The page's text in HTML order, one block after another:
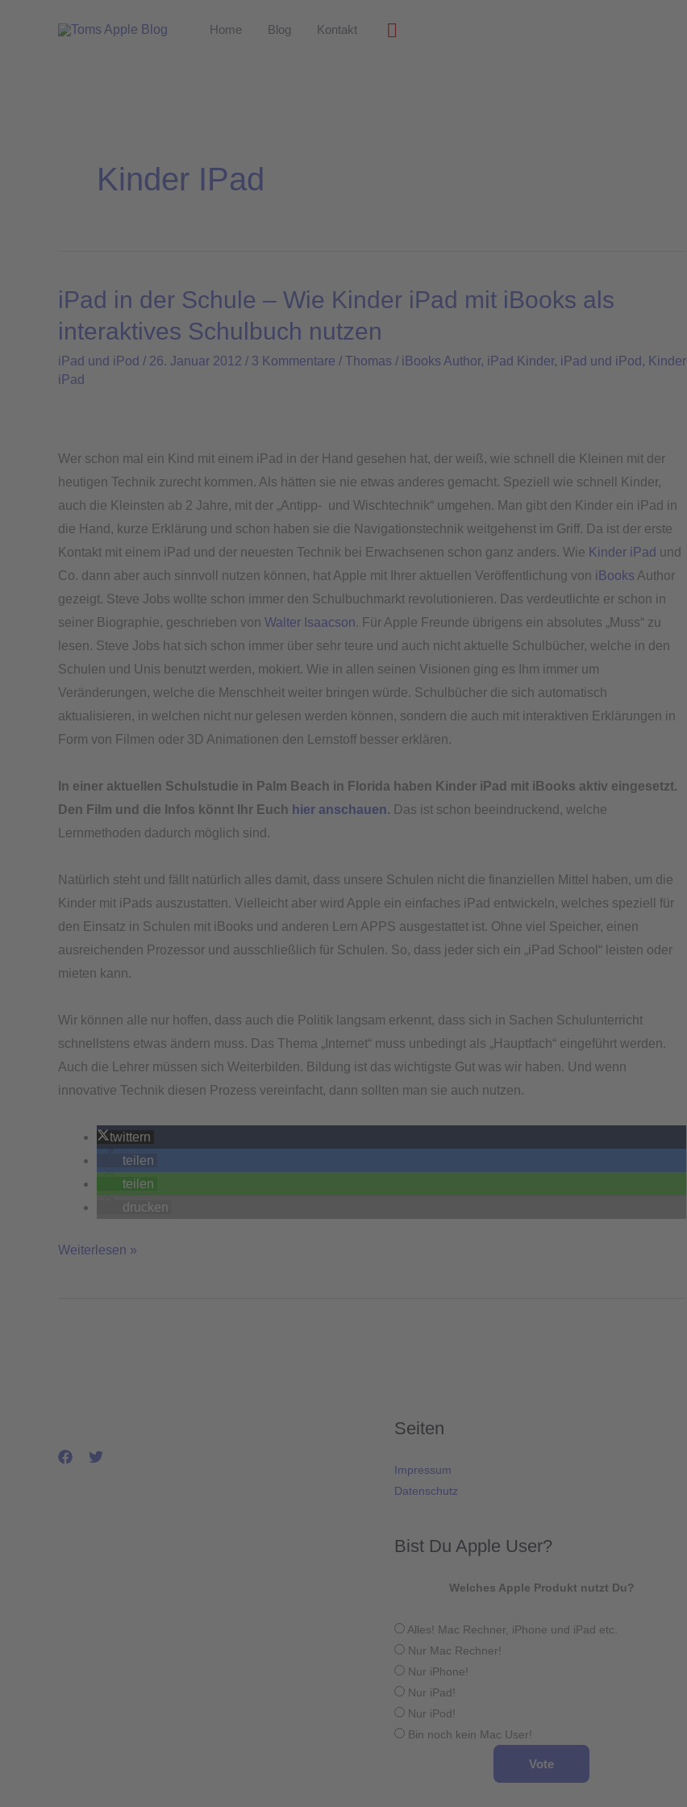
Home Blog Kontakt Suchen
Kinder IPad
iPad in der Schule – Wie Kinder iPad mit iBooks als
interaktives Schulbuch nutzen
iPad und iPod / 26. Januar 2012 / 3 Kommentare / Thomas / iBooks Author, iPad Kinder, iPad und iPod , Kinder
iPad
Wer schon mal ein Kind mit einem iPad in der Hand gesehen hat, der weiß, wie schnell die Kleinen mit der
heutigen Technik zurecht kommen. Als hätten sie nie etwas anderes gemacht. Speziell wie schnell Kinder,
auch die Kleinsten ab 2 Jahre, mit der „Antipp- und Wischtechnik“ umgehen. Man gibt den Kinder ein iPad in
die Hand, kurze Erklärung und schon haben sie die Navigationstechnik weitgehenst im Griff. Da ist der erste
Kontakt mit einem iPad und der neuesten Technik bei Erwachsenen schon ganz anders. Wie Kinder iPad und
Co. dann aber auch sinnvoll nutzen können, hat Apple mit Ihrer aktuellen Veröffentlichung von iBooks Author
gezeigt. Steve Jobs wollte schon immer den Schulbuchmarkt revolutionieren. Das verdeutlichte er schon in
seiner Biographie, geschrieben von Walter Isaacson. Für Apple Freunde übrigens ein absolutes „Muss“ zu
lesen. Steve Jobs hat sich schon immer über sehr teure und auch nicht aktuelle Schulbücher, welche in den
Schulen und Unis benutzt werden, mokiert. Wie in allen seinen Visionen ging es Ihm immer um
Veränderungen, welche die Menschheit weiter bringen würde. Schulbücher die sich automatisch
aktualisieren, in welchen nicht nur gelesen werden können, sondern die auch mit interaktiven Erklärungen in
Form von Filmen oder 3D Animationen den Lernstoff besser erklären.
In einer aktuellen Schulstudie in Palm Beach in Florida haben Kinder iPad mit iBooks aktiv eingesetzt.
Den Film und die Infos könnt Ihr Euch hier anschauen. Das ist schon beeindruckend, welche
Lernmethoden dadurch möglich sind.
Natürlich steht und fällt natürlich alles damit, dass unsere Schulen nicht die finanziellen Mittel haben, um die
Kinder mit iPads auszustatten. Vielleicht aber wird Apple ein einfaches iPad entwickeln, welches speziell für
den Einsatz in Schulen mit iBooks und anderen Lern APPS ausgestattet ist. Ohne viel Speicher, einen
ausreichenden Prozessor und ausschließlich für Schulen. So, dass jeder sich ein „iPad School“ leisten oder
mieten kann.
Wir können alle nur hoffen, dass auch die Politik langsam erkennt, dass sich in Sachen Schulunterricht
schnellstens etwas ändern muss. Das Thema „Internet“ muss unbedingt als „Hauptfach“ eingeführt werden.
Auch die Lehrer müssen sich Weiterbilden. Bildung ist das wichtigste Gut was wir haben. Und wenn
innovative Technik diesen Prozess vereinfacht, dann sollten man sie auch nutzen.
twittern
teilen
teilen
drucken
iPad
der
Schule
–
iPad
mit
iBooks
als
interaktives
Schulbuch
nutzen
Weiterlesen »
Seiten
Impressum
Datenschutz
Bist Du Apple User?
Welches Apple Produkt nutzt Du?
Alles! Mac Rechner, iPhone und iPad etc.
Nur Mac Rechner!
Nur iPhone!
Nur iPad!
Nur iPod!
Bin noch kein Mac User!